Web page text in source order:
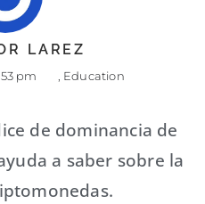
LAREZ
pm Education
de dominancia de
a saber sobre la